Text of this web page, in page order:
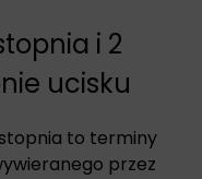
i 2
ucisku
to terminy
przez